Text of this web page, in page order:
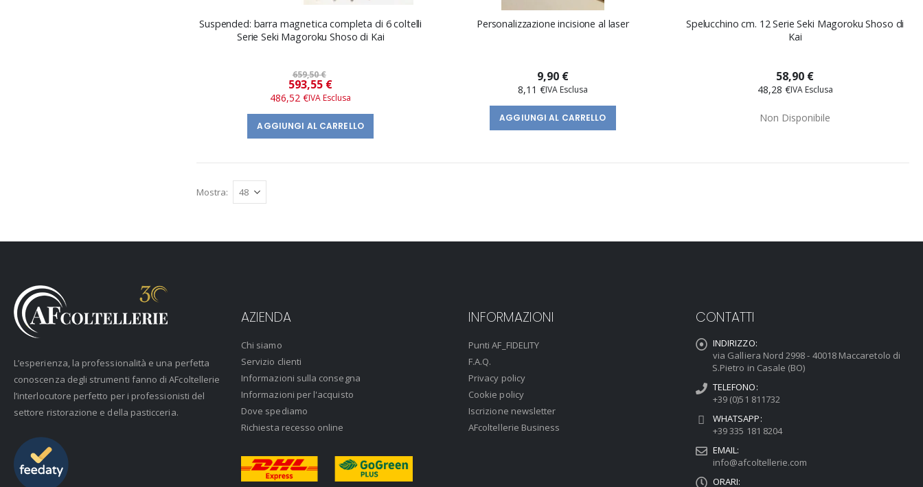
Suspended: barra magnetica completa di 6 coltelli
Serie Seki Magoroku Shoso di Kai
659,50 €
Prezzo
speciale
593,55 €
486,52 €
AGGIUNGI AL CARRELLO
Personalizzazione incisione al laser
9,90 €
8,11 €
AGGIUNGI AL CARRELLO
Spelucchino cm. 12 Serie Seki Magoroku Shoso di
Kai
58,90 €
48,28 €
Non Disponibile
Mostra
L’esperienza, la professionalità e una perfetta
conoscenza degli strumenti fanno di AFcoltellerie
l’interlocutore perfetto per i professionisti del
settore ristorazione e della pasticceria.
AZIENDA
Chi siamo
Servizio clienti
Informazioni sulla consegna
Informazioni per l'acquisto
Dove spediamo
Richiesta recesso online
INFORMAZIONI
Punti AF_FIDELITY
F.A.Q.
Privacy policy
Cookie policy
Iscrizione newsletter
AFcoltellerie Business
CONTATTI
INDIRIZZO:
via Galliera Nord 2998 - 40018 Maccaretolo di
S.Pietro in Casale (BO)
TELEFONO:
+39 (0)51 811732
WHATSAPP:
+39 335 181 8204
EMAIL:
info@afcoltellerie.com
ORARI: